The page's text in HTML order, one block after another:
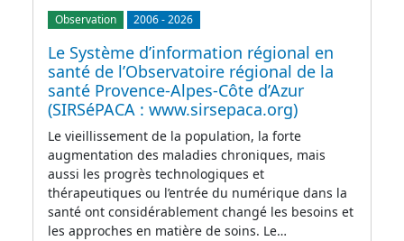
Observation 2006-2026
Le Système d’information régional en
santé de l’Observatoire régional de la
santé Provence-Alpes-Côte d’Azur
(SIRSéPACA : www.sirsepaca.org)
Le vieillissement de la population, la forte
augmentation des maladies chroniques, mais
aussi les progrès technologiques et
thérapeutiques ou l’entrée du numérique dans la
santé ont considérablement changé les besoins et
les approches en matière de soins. Le…